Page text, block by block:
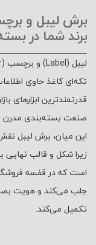
برش لیبل و
برند شما در
تکه‌ای کاغذ حاوی
قدرتمندترین ابزارهای
صنعت بسته‌بندی مدرن
این میان، برش لیبل
زیرا شکل و قالب
است که در قفسه
جلب می‌کند و هویت
تکمیل می‌کند.